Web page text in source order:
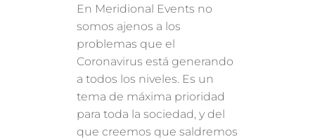
En Meridional Events no
somos ajenos a los
problemas que el
Coronavirus está generando
a todos los niveles. Es un
tema de máxima prioridad
para toda la sociedad, y del
que creemos que saldremos